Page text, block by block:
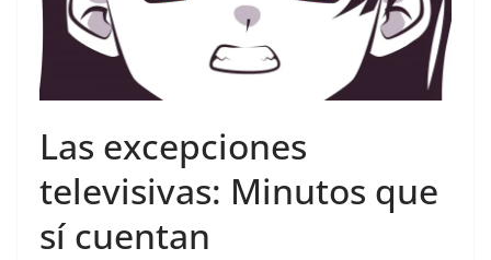
Las excepciones
televisivas: Minutos que
sí cuentan